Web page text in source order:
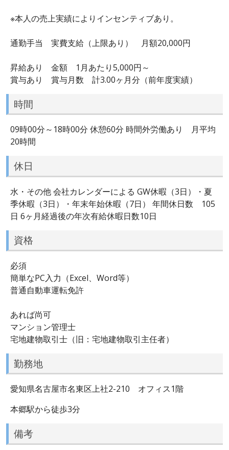
※本人の売上実績によりインセンティブあり。
通勤手当 実費支給（上限あり） 月額20,000円
昇給あり 金額 1月あたり5,000円～
賞与あり 賞与月数 計3.00ヶ月分（前年度実績）
時間
09時00分～18時00分 休憩60分 時間外労働あり 月平均
20時間
休日
水・その他 会社カレンダーによる GW休暇（3日）・夏
季休暇（3日）・年末年始休暇（7日） 年間休日数 105
日 6ヶ月経過後の年次有給休暇日数10日
資格
必須
簡単なPC入力（Excel、Word等）
普通自動車運転免許
あれば尚可
マンション管理士
宅地建物取引士（旧：宅地建物取引主任者）
勤務地
愛知県名古屋市名東区上社2-210 オフィス1階
本郷駅から徒歩3分
備考